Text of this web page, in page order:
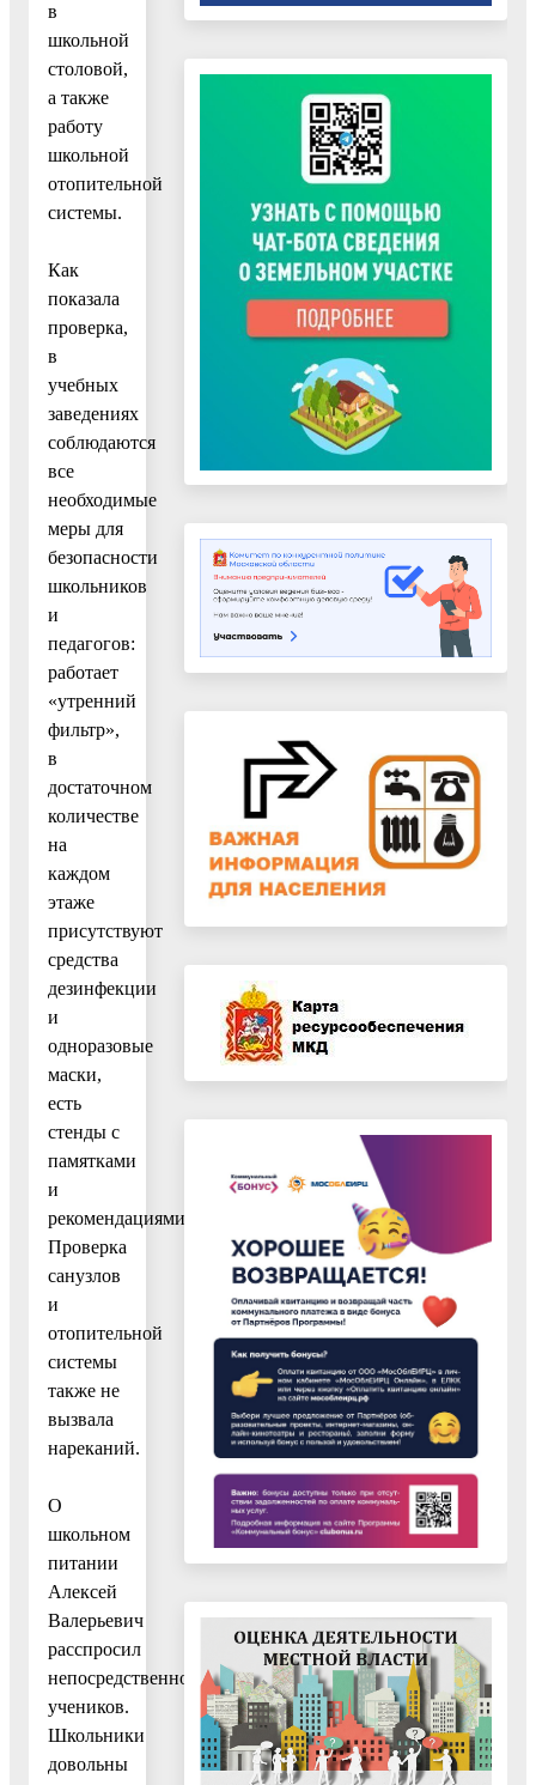
в
школьной
столовой,
а также
работу
школьной
отопительной
системы.
Как
показала
проверка,
в
учебных
заведениях
соблюдаются
все
необходимые
меры для
безопасности
школьников
и
педагогов:
работает
«утренний
фильтр»,
в
достаточном
количестве
на
каждом
этаже
присутствуют
средства
дезинфекции
и
одноразовые
маски,
есть
стенды с
памятками
и
рекомендациями.
Проверка
санузлов
и
отопительной
системы
также не
вызвала
нареканий.
О
школьном
питании
Алексей
Валерьевич
расспросил
непосредственно
учеников.
Школьники
довольны